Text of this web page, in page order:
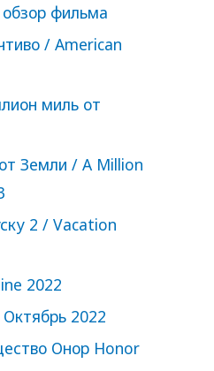
фильма
/ American
миль от
Земли / A Million
2 / Vacation
2022
2022
Онор Honor